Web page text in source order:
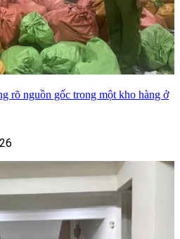
rõ nguồn gốc trong một kho hàng ở